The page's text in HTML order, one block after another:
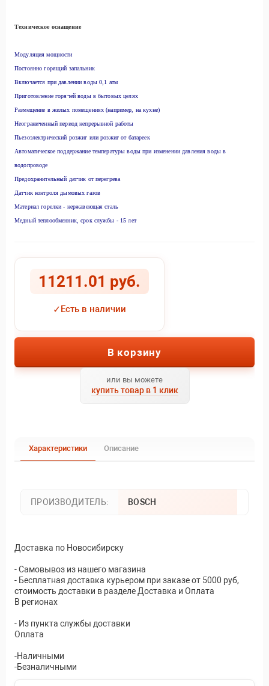
Техническое оснащение
Модуляция мощности
Постоянно горящий запальник
Включается при давлении воды 0,1 атм
Приготовление горячей воды в бытовых целях
Размещение в жилых помещениях (например, на кухне)
Неограниченный период непрерывной работы
Пьезоэлектрический розжиг или розжиг от батареек
Автоматическое поддержание температуры воды при изменении давления воды в
водопроводе
Предохранительный датчик от перегрева
Датчик контроля дымовых газов
Материал горелки - нержавеющая сталь
Медный теплообменник, срок службы - 15 лет
11211.01 руб.
✓Есть в наличии
В корзину
или вы можете
купить товар в 1 клик
Характеристики Описание
ПРОИЗВОДИТЕЛЬ: BOSCH
Доставка по Новосибирску
- Самовывоз из нашего магазина
- Бесплатная доставка курьером при заказе от 5000 руб,
стоимость доставки в разделе Доставка и Оплата
В регионах
- Из пункта службы доставки
Оплата
-Наличными
-Безналичными